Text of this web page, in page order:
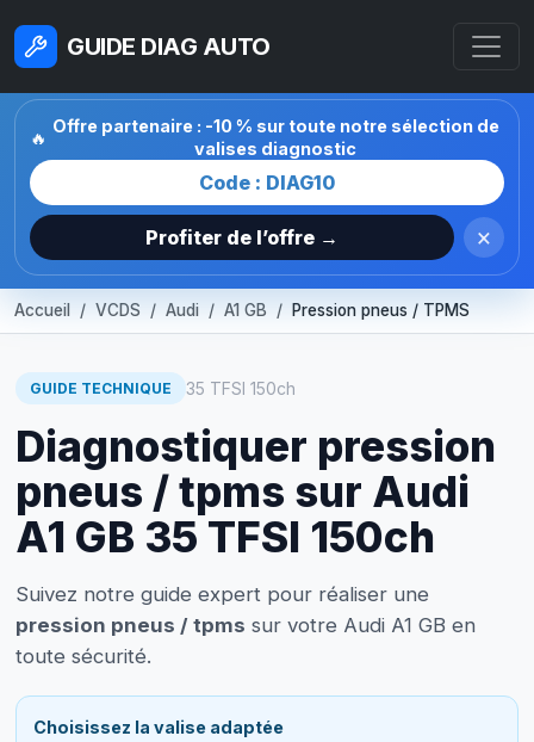
GUIDE DIAG AUTO
🔥
Offre partenaire : -10 % sur toute notre sélection de
valises diagnostic
Code : DIAG10
Profiter de l’offre → ×
Accueil VCDS Audi A1 GB Pression pneus / TPMS
GUIDE TECHNIQUE 35 TFSI 150ch
Diagnostiquer pression
pneus / tpms sur Audi
A1 GB 35 TFSI 150ch
Suivez notre guide expert pour réaliser une
pression pneus / tpms sur votre Audi A1 GB en
toute sécurité.
Choisissez la valise adaptée